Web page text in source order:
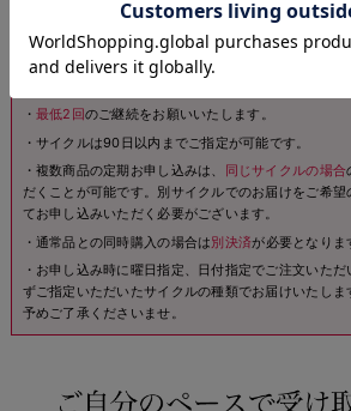
注意事項
・ 最低2回のご継続をお願いいたします。
・サイクルは90日以内までご指定が可能です。
・複数商品の定期お申し込みは、 同じサイクルの場合
だくことが可能です。別サイクルでのお届けをご希
てお申し込みいただく必要がございます。
・通常品との同時購入の場合は別決済が必要となりま
・お申し込み時に曜日指定、日付指定でご注文いた
ずご指定いただいたサイクルの種類でお届けいたしま
予めご了承くださいませ。